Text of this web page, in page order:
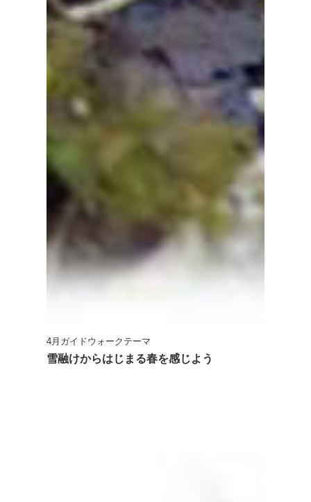
4月ガイドウォークテーマ
雪融けからはじまる春を感じよう